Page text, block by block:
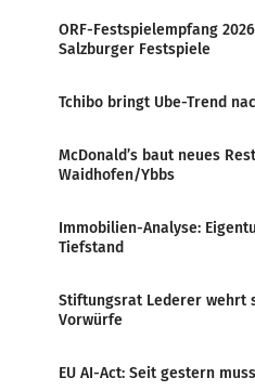
ORF-Festspielempfang
Salzburger Festspiele
Tchibo bringt Ube-Trend
McDonald’s baut neues
Waidhofen/Ybbs
Immobilien-Analyse:
Tiefstand
Stiftungsrat Lederer wehrt
Vorwürfe
EU AI-Act: Seit gestern